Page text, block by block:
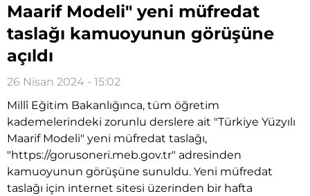
Maarif Modeli" yeni müfredat
taslağı kamuoyunun görüşüne
açıldı
26 Nisan 2024 - 15:02
Millî Eğitim Bakanlığınca, tüm öğretim
kademelerindeki zorunlu derslere ait "Türkiye Yüzyılı
Maarif Modeli" yeni müfredat taslağı,
"https://gorusoneri.meb.gov.tr" adresinden
kamuoyunun görüşüne sunuldu. Yeni müfredat
taslağı için internet sitesi üzerinden bir hafta